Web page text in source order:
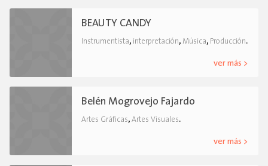
BEAUTY CANDY
Instrumentista, interpretación, Música, Producción.
ver más >
Belén Mogrovejo Fajardo
Artes Gráficas, Artes Visuales.
ver más >